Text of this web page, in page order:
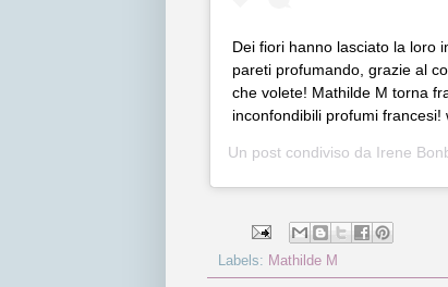
Dei fiori hanno lasciato la loro
pareti profumando, grazie al
che volete! Mathilde M torna
inconfondibili profumi
Un post condiviso da Irene
Labels: Mathilde M